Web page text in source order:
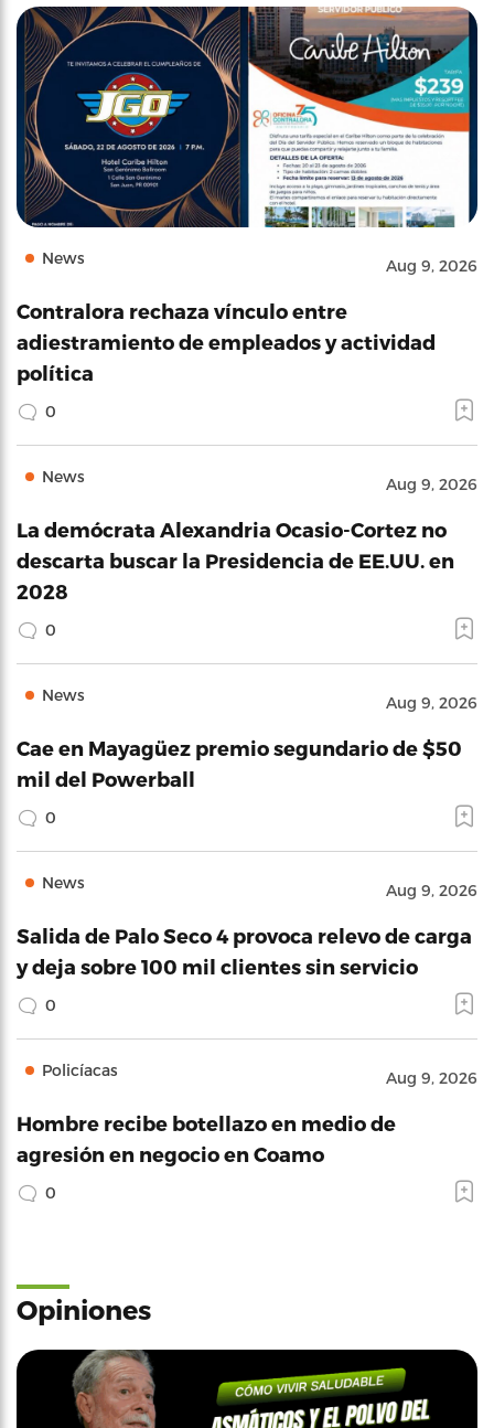
News Aug 9, 2026
Contralora rechaza vínculo entre
adiestramiento de empleados y actividad
política
0
News Aug 9, 2026
La demócrata Alexandria Ocasio-Cortez no
descarta buscar la Presidencia de EE.UU. en
2028
0
News Aug 9, 2026
Cae en Mayagüez premio segundario de $50
mil del Powerball
0
News Aug 9, 2026
Salida de Palo Seco 4 provoca relevo de carga
y deja sobre 100 mil clientes sin servicio
0
Policíacas Aug 9, 2026
Hombre recibe botellazo en medio de
agresión en negocio en Coamo
0
Opiniones